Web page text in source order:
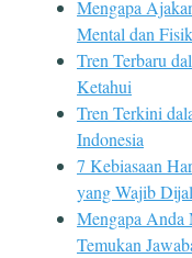
Mengapa
Mental dan
Tren Terbaru
Ketahui
Tren Terkini
Indonesia
7 Kebiasaan
yang Wajib
Mengapa Anda
Temukan